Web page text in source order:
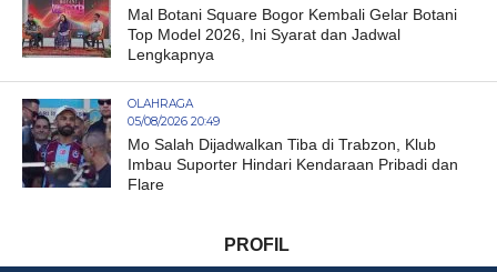
Mal Botani Square Bogor Kembali Gelar Botani
Top Model 2026, Ini Syarat dan Jadwal
Lengkapnya
OLAHRAGA
05/08/2026 20:49
Mo Salah Dijadwalkan Tiba di Trabzon, Klub
Imbau Suporter Hindari Kendaraan Pribadi dan
Flare
PROFIL